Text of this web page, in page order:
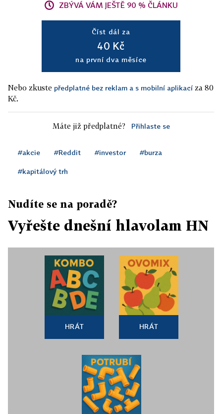
ZBÝVÁ VÁM JEŠTĚ 90 % ČLÁNKU
Číst dál za
40 Kč
na první dva měsíce
Nebo zkuste předplatné bez reklam a s mobilní aplikací za 80
Kč.
Máte již předplatné? Přihlaste se
#akcie #Reddit #investor #burza
#kapitálový trh
Nudíte se na poradě?
Vyřešte dnešní hlavolam HN
HRÁT HRÁT